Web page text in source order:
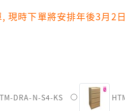
現時下單將安排年後3月2
DRA-N-S4-KS